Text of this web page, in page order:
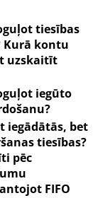
tiesības
Kurā kontu
uzskaitīt
iegūto
iegādātās, bet
tiesības?
pēc
FIFO